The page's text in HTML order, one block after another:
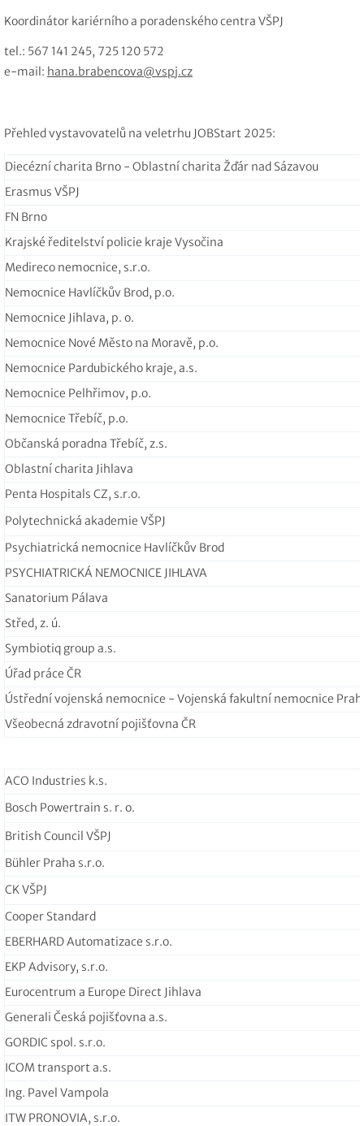
Koordinátor kariérního a poradenského centra VŠPJ
tel.: 567 141 245, 725 120 572
e-mail: hana.brabencova@vspj.cz
Přehled vystavovatelů na veletrhu JOBStart 2025:
Diecézní charita Brno - Oblastní charita Žďár nad Sázavou
Erasmus VŠPJ
FN Brno
Krajské ředitelství policie kraje Vysočina
Medireco nemocnice, s.r.o.
Nemocnice Havlíčkův Brod, p.o.
Nemocnice Jihlava, p. o.
Nemocnice Nové Město na Moravě, p.o.
Nemocnice Pardubického kraje, a.s.
Nemocnice Pelhřimov, p.o.
Nemocnice Třebíč, p.o.
Občanská poradna Třebíč, z.s.
Oblastní charita Jihlava
Penta Hospitals CZ, s.r.o.
Polytechnická akademie VŠPJ
Psychiatrická nemocnice Havlíčkův Brod
PSYCHIATRICKÁ NEMOCNICE JIHLAVA
Sanatorium Pálava
Střed, z. ú.
Symbiotiq group a.s.
Úřad práce ČR
Ústřední vojenská nemocnice - Vojenská fakultní nemocnice
Všeobecná zdravotní pojišťovna ČR
ACO Industries k.s.
Bosch Powertrain s. r. o.
British Council VŠPJ
Bühler Praha s.r.o.
CK VŠPJ
Cooper Standard
EBERHARD Automatizace s.r.o.
EKP Advisory, s.r.o.
Eurocentrum a Europe Direct Jihlava
Generali Česká pojišťovna a.s.
GORDIC spol. s.r.o.
ICOM transport a.s.
Ing. Pavel Vampola
ITW PRONOVIA, s.r.o.